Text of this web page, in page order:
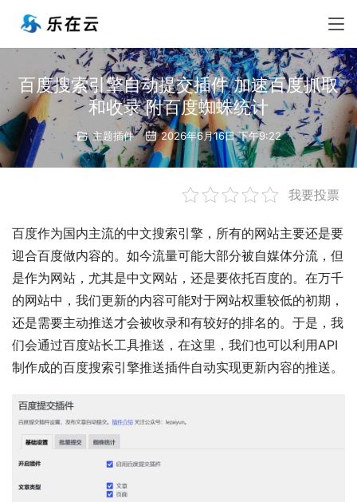
百度搜索引擎自动提交插件 加速百度抓取
和收录 附百度蜘蛛统计
主题插件 2026年6月16日 下午9:22
我要投票
百度作为国内主流的中文搜索引擎，所有的网站主要还是要
迎合百度做内容的。如今流量可能大部分被自媒体分流，但
是作为网站，尤其是中文网站，还是要依托百度的。在万千
的网站中，我们更新的内容可能对于网站权重较低的初期，
还是需要主动推送才会被收录和有较好的排名的。于是，我
们会通过百度站长工具推送，在这里，我们也可以利用API
制作成的百度搜索引擎推送插件自动实现更新内容的推送。